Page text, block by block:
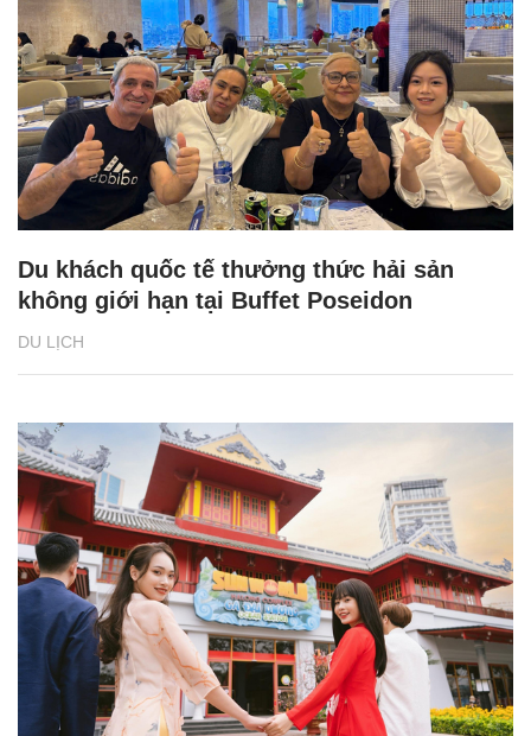
DU LỊCH
Du khách quốc tế thưởng thức hải sản
không giới hạn tại Buffet Poseidon